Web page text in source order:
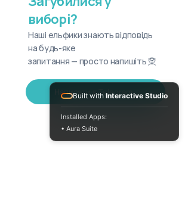
виборі?
Наші ельфики знають відповідь
на будь-яке
запитання — просто напишіть 🧝
Написати в Telegram
Built with Interactive Studio
Installed Apps:
• Aura Suite